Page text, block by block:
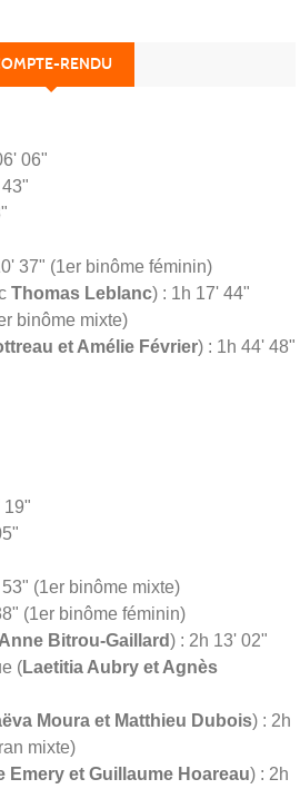
RENDU
06"
37" (1er binôme féminin)
Thomas Leblanc) : 1h 17' 44"
binôme mixte)
et Amélie Février) : 1h 44' 48"
19"
(1er binôme mixte)
(1er binôme féminin)
Anne Bitrou-Gaillard) : 2h 13' 02"
(Laetitia Aubry et Agnès
Moura et Matthieu Dubois) : 2h
mixte)
Emery et Guillaume Hoareau) : 2h